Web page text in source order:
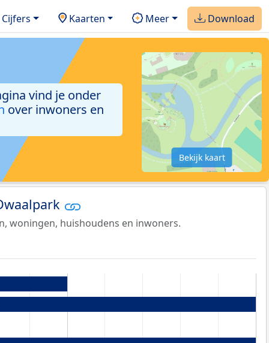
Cijfers Kaarten Meer Download
vind je onder
over inwoners en
Bekijk kaart
woningen, huishoudens en inwoners.